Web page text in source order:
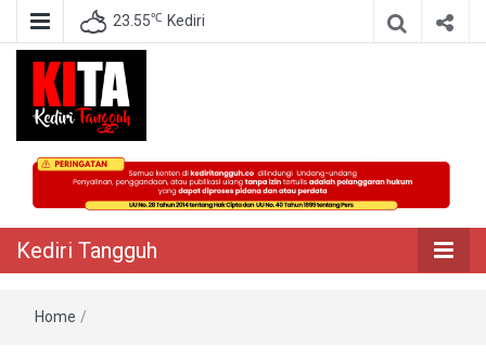
23.55℃ Kediri
Kediri Tangguh
Berita Akurat Terpercaya
Kediri Tangguh
Home /